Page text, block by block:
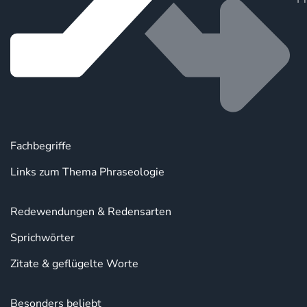
Fachbegriffe
Links zum Thema Phraseologie
Redewendungen & Redensarten
Sprichwörter
Zitate & geflügelte Worte
Besonders beliebt